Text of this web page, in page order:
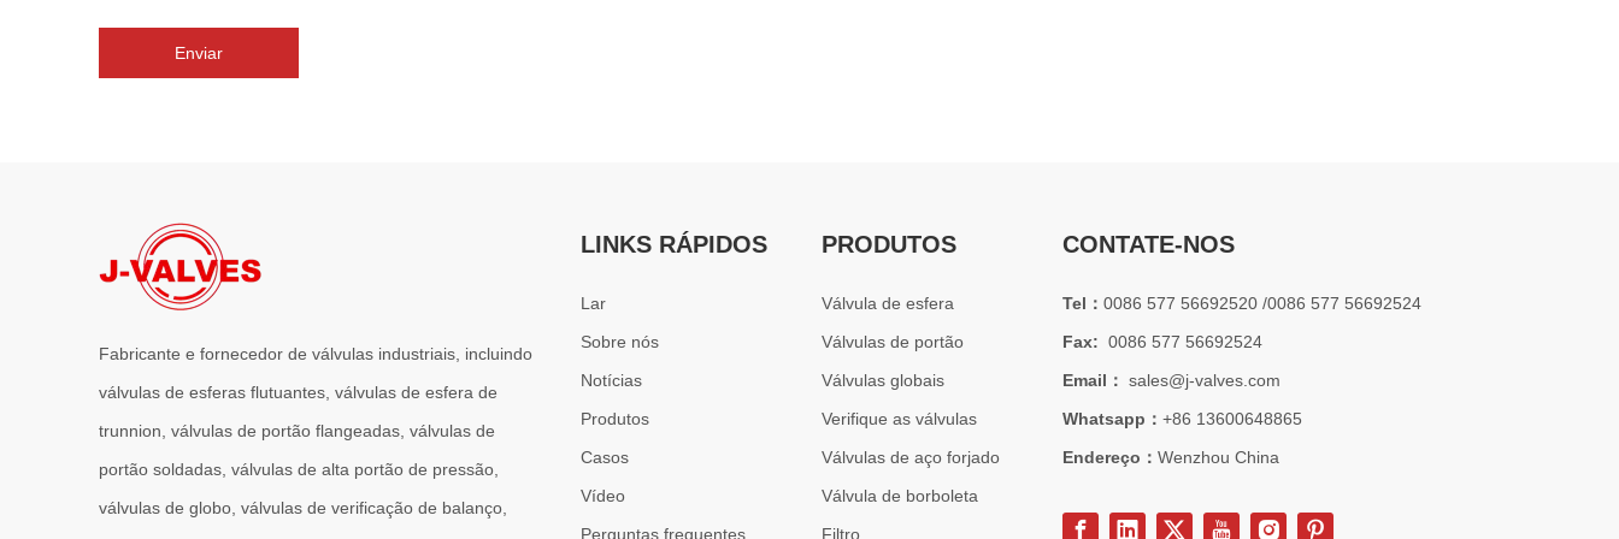
Os sistemas de engenharia naval operam em alguns
Enviar
Fabricante e fornecedor de válvulas industriais, incluindo
válvulas de esferas flutuantes, válvulas de esfera de
trunnion, válvulas de portão flangeadas, válvulas de
portão soldadas, válvulas de alta portão de pressão,
válvulas de globo, válvulas de verificação de balanço,
LINKS RÁPIDOS
Lar
Sobre nós
Notícias
Produtos
Casos
Vídeo
Perguntas frequentes
PRODUTOS
Válvula de esfera
Válvulas de portão
Válvulas globais
Verifique as válvulas
Válvulas de aço forjado
Válvula de borboleta
Filtro
CONTATE-NOS
Tel： 0086 577 56692520 /0086 577 56692524
Fax: 0086 577 56692524
Email： sales@j-valves.com
Whatsapp： +86 13600648865
Endereço： Wenzhou China